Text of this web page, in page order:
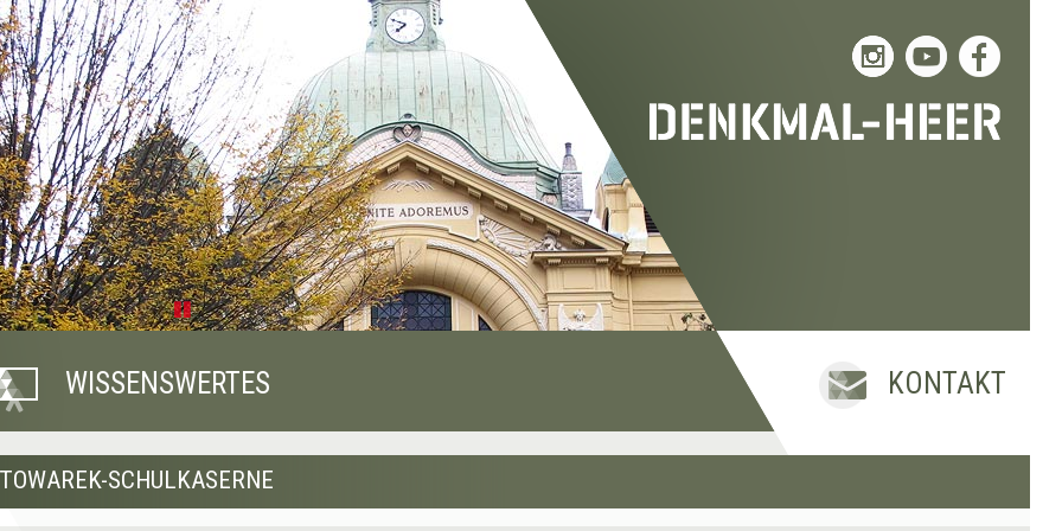
WISSENSWERTES KONTAKT
TOWAREK-SCHULKASERNE